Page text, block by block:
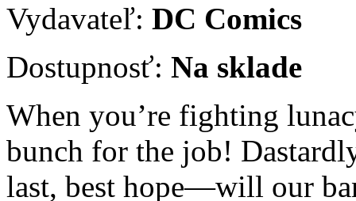
Vydavateľ: DC Comics
Dostupnosť: Na sklade
When you’re fighting
bunch for the job!
last, best hope—will our